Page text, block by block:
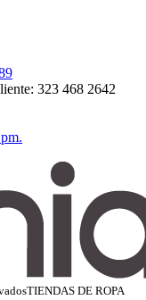
323 468 2642
TIENDAS DE ROPA